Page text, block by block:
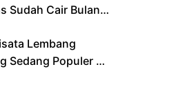
Sudah Cair Bulan
Lembang
Sedang Populer di